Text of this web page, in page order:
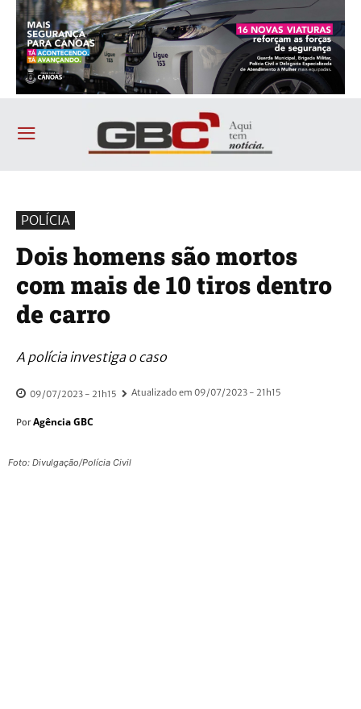
POLÍCIA
Dois homens são mortos
com mais de 10 tiros dentro
de carro
A polícia investiga o caso
09/07/2023 - 21h15 Atualizado em 09/07/2023 - 21h15
Por Agência GBC
Foto: Divulgação/Polícia Civil